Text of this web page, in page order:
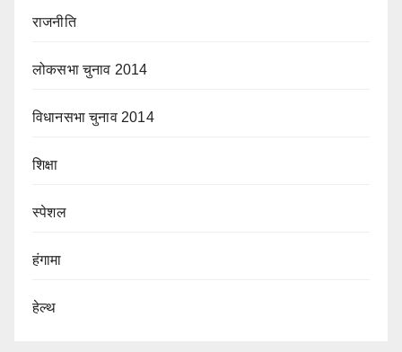
राजनीति
लोकसभा चुनाव 2014
विधानसभा चुनाव 2014
शिक्षा
स्पेशल
हंगामा
हेल्थ